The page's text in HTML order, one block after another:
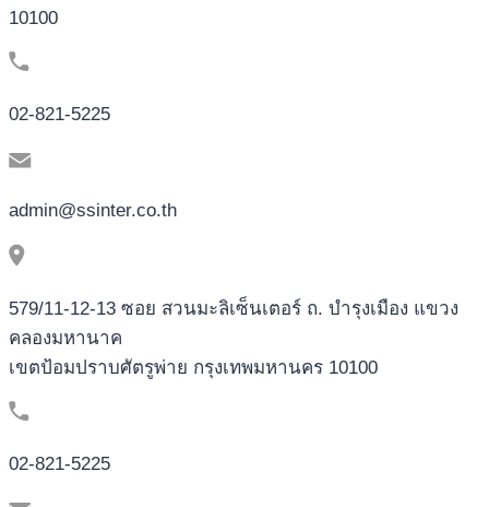
10100
02-821-5225
admin@ssinter.co.th
579/11-12-13 ซอย สวนมะลิเซ็นเตอร์ ถ. บำรุงเมือง แขวง
คลองมหานาค
เขตป้อมปราบศัตรูพ่าย กรุงเทพมหานคร 10100
02-821-5225